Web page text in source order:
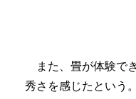
また、畳が体験で
秀さを感じたという